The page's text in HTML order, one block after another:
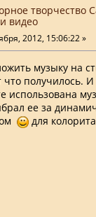
творчество
видео
2012, 15:06:22 »
музыку на
что получилось.
использована
ее за
для